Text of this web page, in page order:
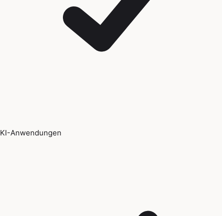
KI-Anwendungen